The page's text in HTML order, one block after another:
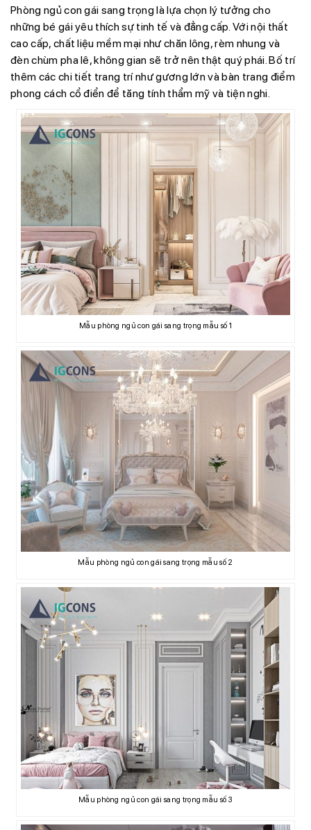
Phòng ngủ con gái sang trọng là lựa chọn lý tưởng cho
những bé gái yêu thích sự tinh tế và đẳng cấp. Với nội thất
cao cấp, chất liệu mềm mại như chăn lông, rèm nhung và
đèn chùm pha lê, không gian sẽ trở nên thật quý phái. Bố trí
thêm các chi tiết trang trí như gương lớn và bàn trang điểm
phong cách cổ điển để tăng tính thẩm mỹ và tiện nghi.
Mẫu phòng ngủ con gái sang trọng mẫu số 1
Mẫu phòng ngủ con gái sang trọng mẫu số 2
Mẫu phòng ngủ con gái sang trọng mẫu số 3